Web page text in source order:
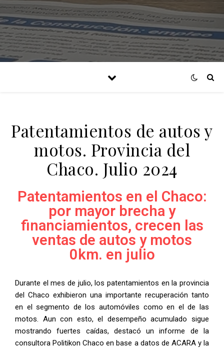
Patentamientos de autos y
motos. Provincia del
Chaco. Julio 2024
Patentamientos en el Chaco:
por mayor brecha y
financiamientos, crecen las
ventas de autos y motos
0km. en julio
Durante el mes de julio, los patentamientos en la provincia
del Chaco exhibieron una importante recuperación tanto
en el segmento de los automóviles como en el de las
motos. Aun con esto, el desempeño acumulado sigue
mostrando fuertes caídas, destacó un informe de la
consultora Politikon Chaco en base a datos de ACARA y la